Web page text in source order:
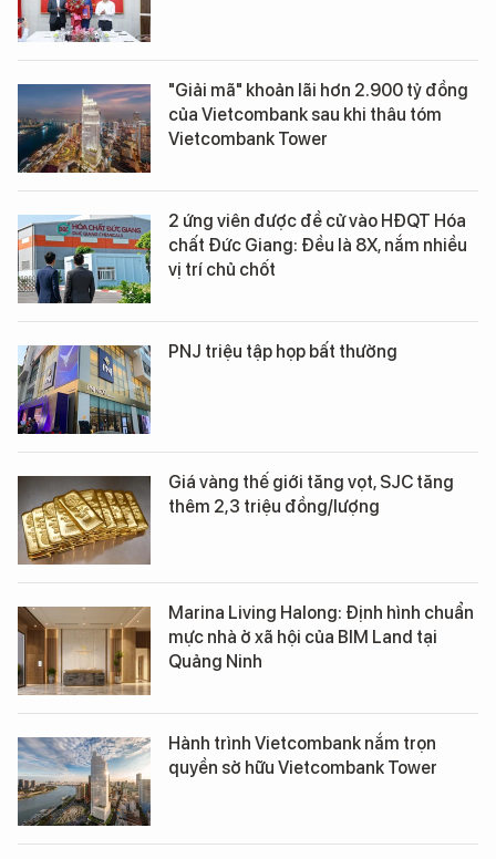
"Giải mã" khoản lãi hơn 2.900 tỷ đồng
của Vietcombank sau khi thâu tóm
Vietcombank Tower
2 ứng viên được đề cử vào HĐQT Hóa
chất Đức Giang: Đều là 8X, nắm nhiều
vị trí chủ chốt
PNJ triệu tập họp bất thường
Giá vàng thế giới tăng vọt, SJC tăng
thêm 2,3 triệu đồng/lượng
Marina Living Halong: Định hình chuẩn
mực nhà ở xã hội của BIM Land tại
Quảng Ninh
Hành trình Vietcombank nắm trọn
quyền sở hữu Vietcombank Tower